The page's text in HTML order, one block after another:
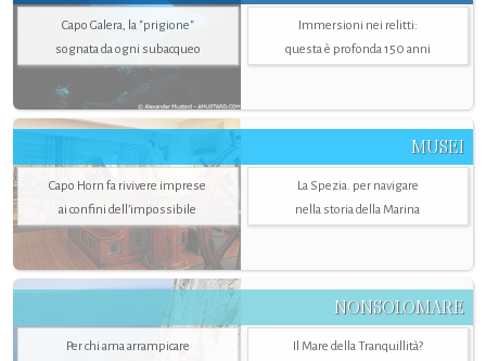
Capo Galera, la "prigione"
sognata da ogni subacqueo
Immersioni nei relitti:
questa è profonda 150 anni
MUSEI
Capo Horn fa rivivere imprese
ai confini dell’impossibile
La Spezia. per navigare
nella storia della Marina
NONSOLOMARE
Per chi ama arrampicare
Il Mare della Tranquillità?